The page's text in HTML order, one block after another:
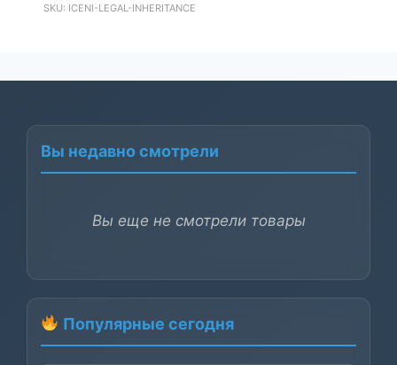
SKU: ICENI-LEGAL-INHERITANCE
Вы недавно смотрели
Вы еще не смотрели товары
Популярные сегодня